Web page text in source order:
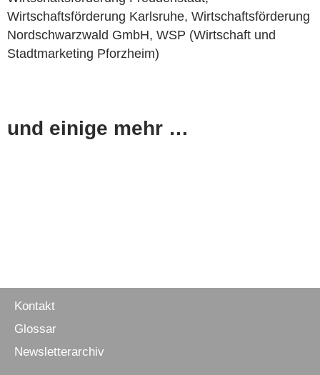
Wirtschaftsförderung Karlsruhe, Wirtschaftsförderung
Nordschwarzwald GmbH, WSP (Wirtschaft und
Stadtmarketing Pforzheim)
und einige mehr …
Kontakt
Glossar
Newsletter­archiv